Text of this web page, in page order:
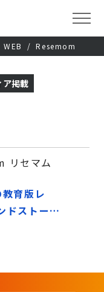
WEB Resemom
ア掲載
リセマム
育版レ
ドストーム